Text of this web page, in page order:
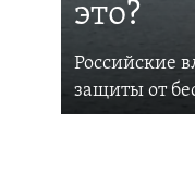
это?
Российские
защиты от